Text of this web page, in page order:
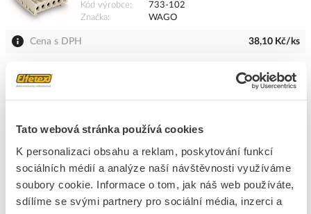
Tato webová stránka používá cookies
K personalizaci obsahu a reklam, poskytování funkcí
sociálních médií a analýze naší návštěvnosti využíváme
soubory cookie. Informace o tom, jak náš web používáte,
sdílíme se svými partnery pro sociální média, inzerci a
Kód výrobce
733-102
Značka
WAGO
Cena s DPH 38,10 Kč/ks
ks do košíku
PCE Zásuvka 32A/400V 5-pólová TURBO TWIST
IP44